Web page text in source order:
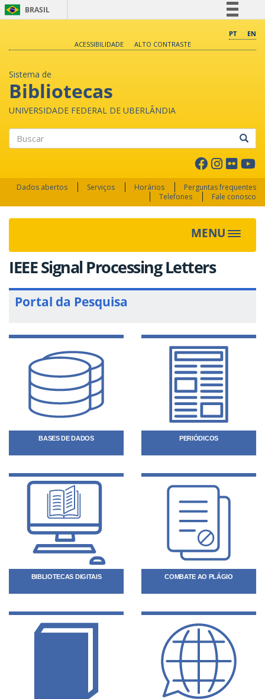
BRASIL
Comunica BR
PT
EN
ACESSIBILIDADE
ALTO CONTRASTE
Sistema de
Bibliotecas
UNIVERSIDADE FEDERAL DE UBERLÂNDIA
Dados abertos Serviços Horários
Perguntas frequentes
Telefones
Fale conosco
MENU Toggle
IEEE Signal Processing Letters
Portal da Pesquisa
BASES DE DADOS PERIÓDICOS
BIBLIOTECAS DIGITAIS COMBATE AO PLÁGIO